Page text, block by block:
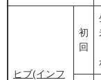
ヒブ(インフ
初
回